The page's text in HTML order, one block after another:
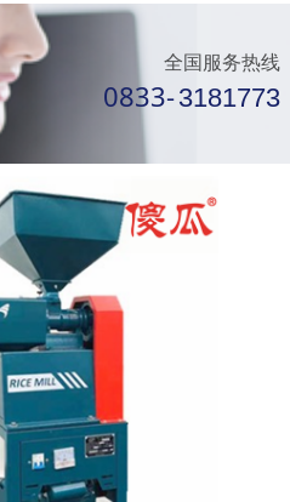
全国服务热线
0833-3181773